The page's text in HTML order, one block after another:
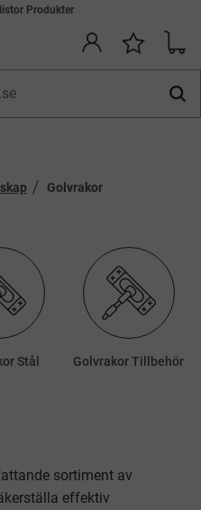
Produkter
Kort, Swish & Klarna
Golvrakor
Stål
Golvrakor Tillbehör
sortiment av
effektiv